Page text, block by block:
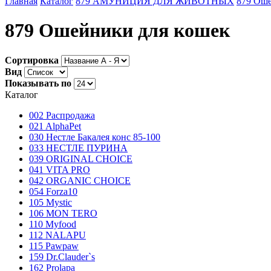
879 Ошейники для кошек
Сортировка
Вид
Показывать по
Каталог
002 Распродажа
021 AlphaPet
030 Нестле Бакалея конc 85-100
033 НЕСТЛЕ ПУРИНА
039 ORIGINAL CHOICE
041 VITA PRO
042 ORGANIC CHOICE
054 Forza10
105 Mystic
106 MON TERO
110 Myfood
112 NALAPU
115 Pawpaw
159 Dr.Clauder`s
162 Prolapa